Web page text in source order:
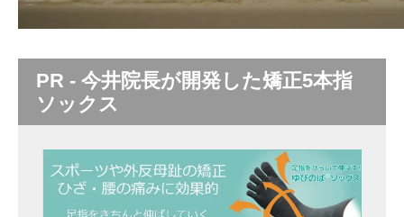
PR - 今井院長が開発した矯正5本指
ソックス